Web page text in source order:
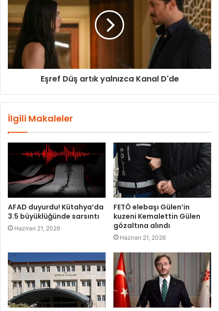
Eşref Düş artık yalnızca Kanal D'de
İlgili Makaleler
AFAD duyurdu! Kütahya’da
3.5 büyüklüğünde sarsıntı
Haziran 21, 2026
FETÖ elebaşı Gülen’in
kuzeni Kemalettin Gülen
gözaltına alındı
Haziran 21, 2026